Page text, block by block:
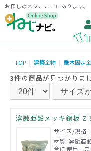
お探しのネジ、ここにあります。
TOP | 建築金物 | 垂木固定
3件の商品が見つかりま
溶融亜鉛メッキ鋼板 Z
サイズ/規格:
材質:溶融亜
合に使用しま